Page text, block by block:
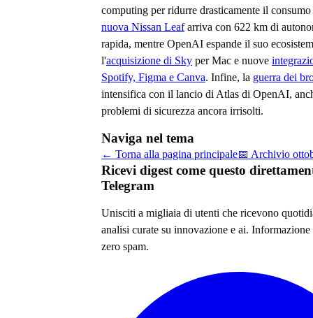
computing per ridurre drasticamente il
nuova Nissan Leafarriva con 622 km di
rapida, mentre OpenAI espande il suo
l'acquisizione di Sky per Mac e nuove
Spotify, Figma e Canva. Infine, la guerra dei
intensifica con il lancio di Atlas di OpenAI,
problemi di sicurezza ancora irrisolti.
Naviga nel tema
← Torna alla pagina principale📅 Archivio
Ricevi digest come questo
Telegram
Unisciti a migliaia di utenti che ricevono
analisi curate su innovazione e ai.
zero spam.